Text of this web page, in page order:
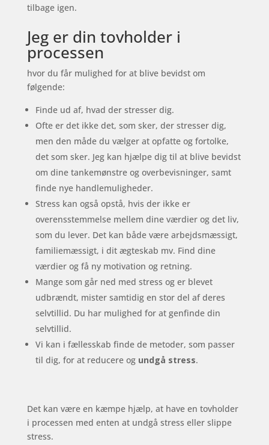
tilbage igen.
Jeg er din tovholder i
processen
hvor du får mulighed for at blive bevidst om
følgende:
Finde ud af, hvad der stresser dig.
Ofte er det ikke det, som sker, der stresser dig,
men den måde du vælger at opfatte og fortolke,
det som sker. Jeg kan hjælpe dig til at blive bevidst
om dine tankemønstre og overbevisninger, samt
finde nye handlemuligheder.
Stress kan også opstå, hvis der ikke er
overensstemmelse mellem dine værdier og det liv,
som du lever. Det kan både være arbejdsmæssigt,
familiemæssigt, i dit ægteskab mv. Find dine
værdier og få ny motivation og retning.
Mange som går ned med stress og er blevet
udbrændt, mister samtidig en stor del af deres
selvtillid. Du har mulighed for at genfinde din
selvtillid.
Vi kan i fællesskab finde de metoder, som passer
til dig, for at reducere og undgå stress.
Det kan være en kæmpe hjælp, at have en tovholder
i processen med enten at undgå stress eller slippe
stress.